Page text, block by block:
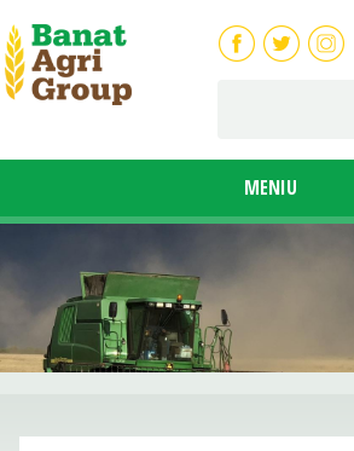
MENIU